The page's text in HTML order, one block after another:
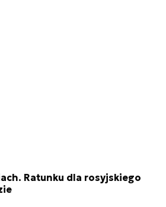
Ratunku dla rosyjskiego